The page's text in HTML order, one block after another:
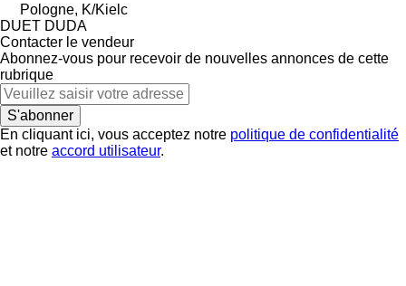
Pologne, K/Kielc
DUET DUDA
Contacter le vendeur
Abonnez-vous pour recevoir de nouvelles annonces de cette
rubrique
S'abonner
En cliquant ici, vous acceptez notre politique de confidentialité
et notre accord utilisateur.